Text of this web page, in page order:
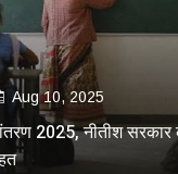
Aug 10, 2025
2025, नीतीश